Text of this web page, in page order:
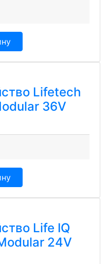
Lifetech
36V
Life IQ
24V